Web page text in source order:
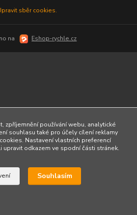
sběr cookies.
na Eshop-rychle.cz
zpříjemnění používání webu, analytické
souhlasu také pro účely cílení reklamy
Nastavení vlastních preferencí
upravit odkazem ve spodní části stránek.
Souhlasím